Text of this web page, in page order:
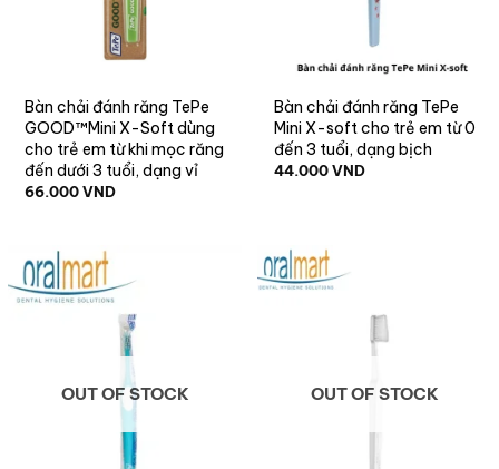
Bàn chải đánh răng TePe
GOOD™Mini X-Soft dùng
cho trẻ em từ khi mọc răng
đến dưới 3 tuổi, dạng vỉ
66.000VND
Bàn chải đánh răng TePe
Mini X-soft cho trẻ em từ 0
đến 3 tuổi, dạng bịch
44.000VND
OUT OF STOCK OUT OF STOCK